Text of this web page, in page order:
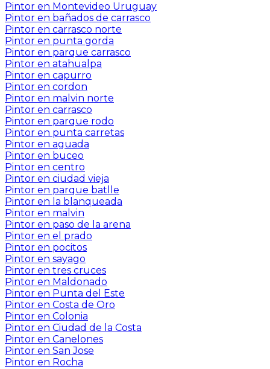
Pintor en Montevideo Uruguay
Pintor en bañados de carrasco
Pintor en carrasco norte
Pintor en punta gorda
Pintor en parque carrasco
Pintor en atahualpa
Pintor en capurro
Pintor en cordon
Pintor en malvin norte
Pintor en carrasco
Pintor en parque rodo
Pintor en punta carretas
Pintor en aguada
Pintor en buceo
Pintor en centro
Pintor en ciudad vieja
Pintor en parque batlle
Pintor en la blanqueada
Pintor en malvin
Pintor en paso de la arena
Pintor en el prado
Pintor en pocitos
Pintor en sayago
Pintor en tres cruces
Pintor en Maldonado
Pintor en Punta del Este
Pintor en Costa de Oro
Pintor en Colonia
Pintor en Ciudad de la Costa
Pintor en Canelones
Pintor en San Jose
Pintor en Rocha